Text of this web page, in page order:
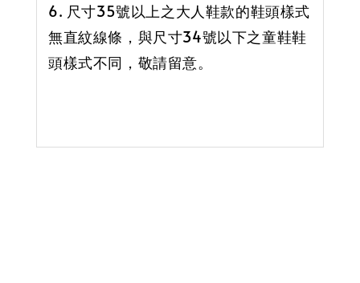
6. 尺寸35號以上之大人鞋款的鞋頭樣式
無直紋線條，與尺寸34號以下之童鞋鞋
頭樣式不同，敬請留意。